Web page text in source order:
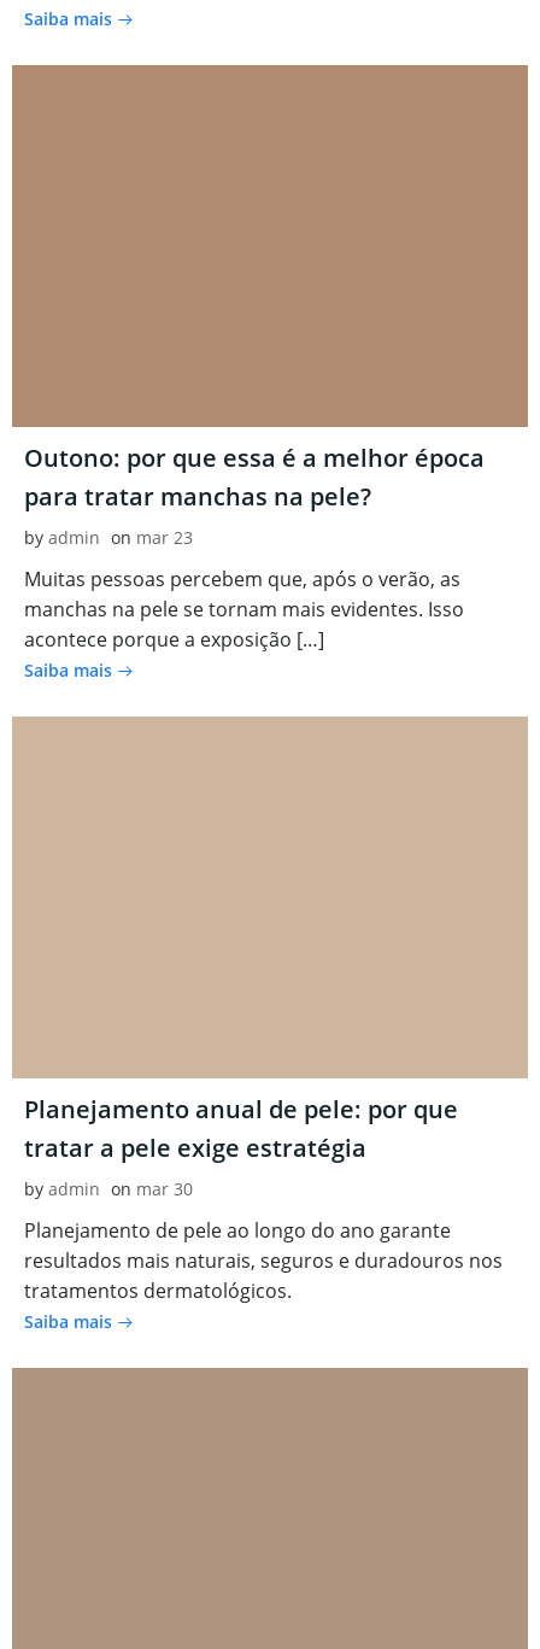
Saiba mais
Outono: por que essa é a melhor época
para tratar manchas na pele?
by admin on mar 23
Muitas pessoas percebem que, após o verão, as
manchas na pele se tornam mais evidentes. Isso
acontece porque a exposição […]
Saiba mais
Planejamento anual de pele: por que
tratar a pele exige estratégia
by admin on mar 30
Planejamento de pele ao longo do ano garante
resultados mais naturais, seguros e duradouros nos
tratamentos dermatológicos.
Saiba mais